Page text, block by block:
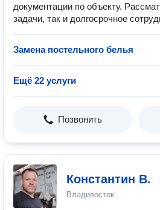
документации по объекту.
задачи, так и долгосрочное
Замена постельного белья
Ещё 22 услуги
Позвонить
Константин В.
Владивосток